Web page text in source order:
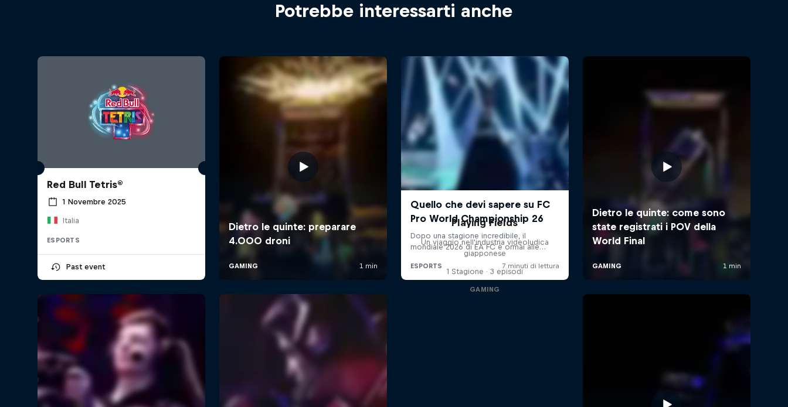
Potrebbe interessarti anche
Red Bull Tetris®
1 Novembre 2025
Italia
ESPORTS
Past event
Playing Fields
Un viaggio nell'industria videoludica
giapponese
1 Stagione · 3 episodi
GAMING